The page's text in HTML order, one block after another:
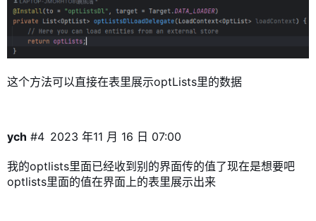
这个方法可以直接在表里展示optLists里的数据
ych 2023 年11 月 16 日 07:00
#4
我的optlists里面已经收到别的界面传的值了现在是想要吧
optlists里面的值在界面上的表里展示出来